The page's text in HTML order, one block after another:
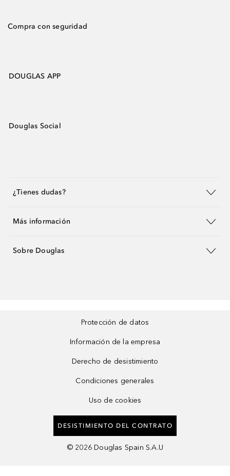
Compra con seguridad
DOUGLAS APP
Douglas Social
¿Tienes dudas?
Más información
Sobre Douglas
Protección de datos
Información de la empresa
Derecho de desistimiento
Condiciones generales
Uso de cookies
DESISTIMIENTO DEL CONTRATO
© 2026 Douglas Spain S.A.U